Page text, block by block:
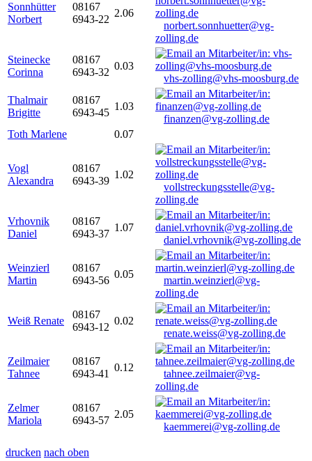
Sonnhütter
Norbert
08167
6943-22
2.06
norbert.sonnhuetter@vg-
zolling.de
Steinecke
Corinna
08167
6943-32
0.03
vhs-zolling@vhs-moosburg.de
Thalmair
Brigitte
08167
6943-45
1.03
finanzen@vg-zolling.de
Toth Marlene
0.07
Vogl
Alexandra
08167
6943-39
1.02
vollstreckungsstelle@vg-
zolling.de
Vrhovnik
Daniel
08167
6943-37
1.07
daniel.vrhovnik@vg-zolling.de
Weinzierl
Martin
08167
6943-56
0.05
martin.weinzierl@vg-
zolling.de
Weiß Renate
08167
6943-12
0.02
renate.weiss@vg-zolling.de
Zeilmaier
Tahnee
08167
6943-41
0.12
tahnee.zeilmaier@vg-
zolling.de
Zelmer
Mariola
08167
6943-57
2.05
kaemmerei@vg-zolling.de
drucken nach oben